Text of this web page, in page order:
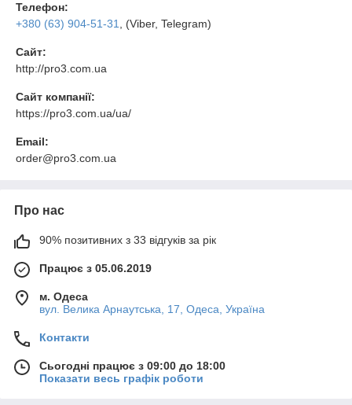
Телефон:
+380 (63) 904-51-31
, (Viber, Telegram)
Сайт:
http://pro3.com.ua
Сайт компанії:
https://pro3.com.ua/ua/
Email:
order@pro3.com.ua
Про нас
90% позитивних з 33 відгуків за рік
Працює з 05.06.2019
м. Одеса
вул. Велика Арнаутська, 17, Одеса, Україна
Контакти
Сьогодні працює з 09:00 до 18:00
Показати весь графік роботи